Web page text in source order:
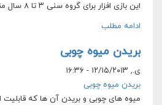
این بازی افزار برای گروه سنی ۳ تا ۸ سال مناسب است
ادامه مطلب
بریدن میوه چوبی
ی., ۱۲/۱۵/۲۰۱۳ - ۱۶:۳۶
بریدن میوه چوبی
میوه های چوبی و بریدن آن ها که قابلیت